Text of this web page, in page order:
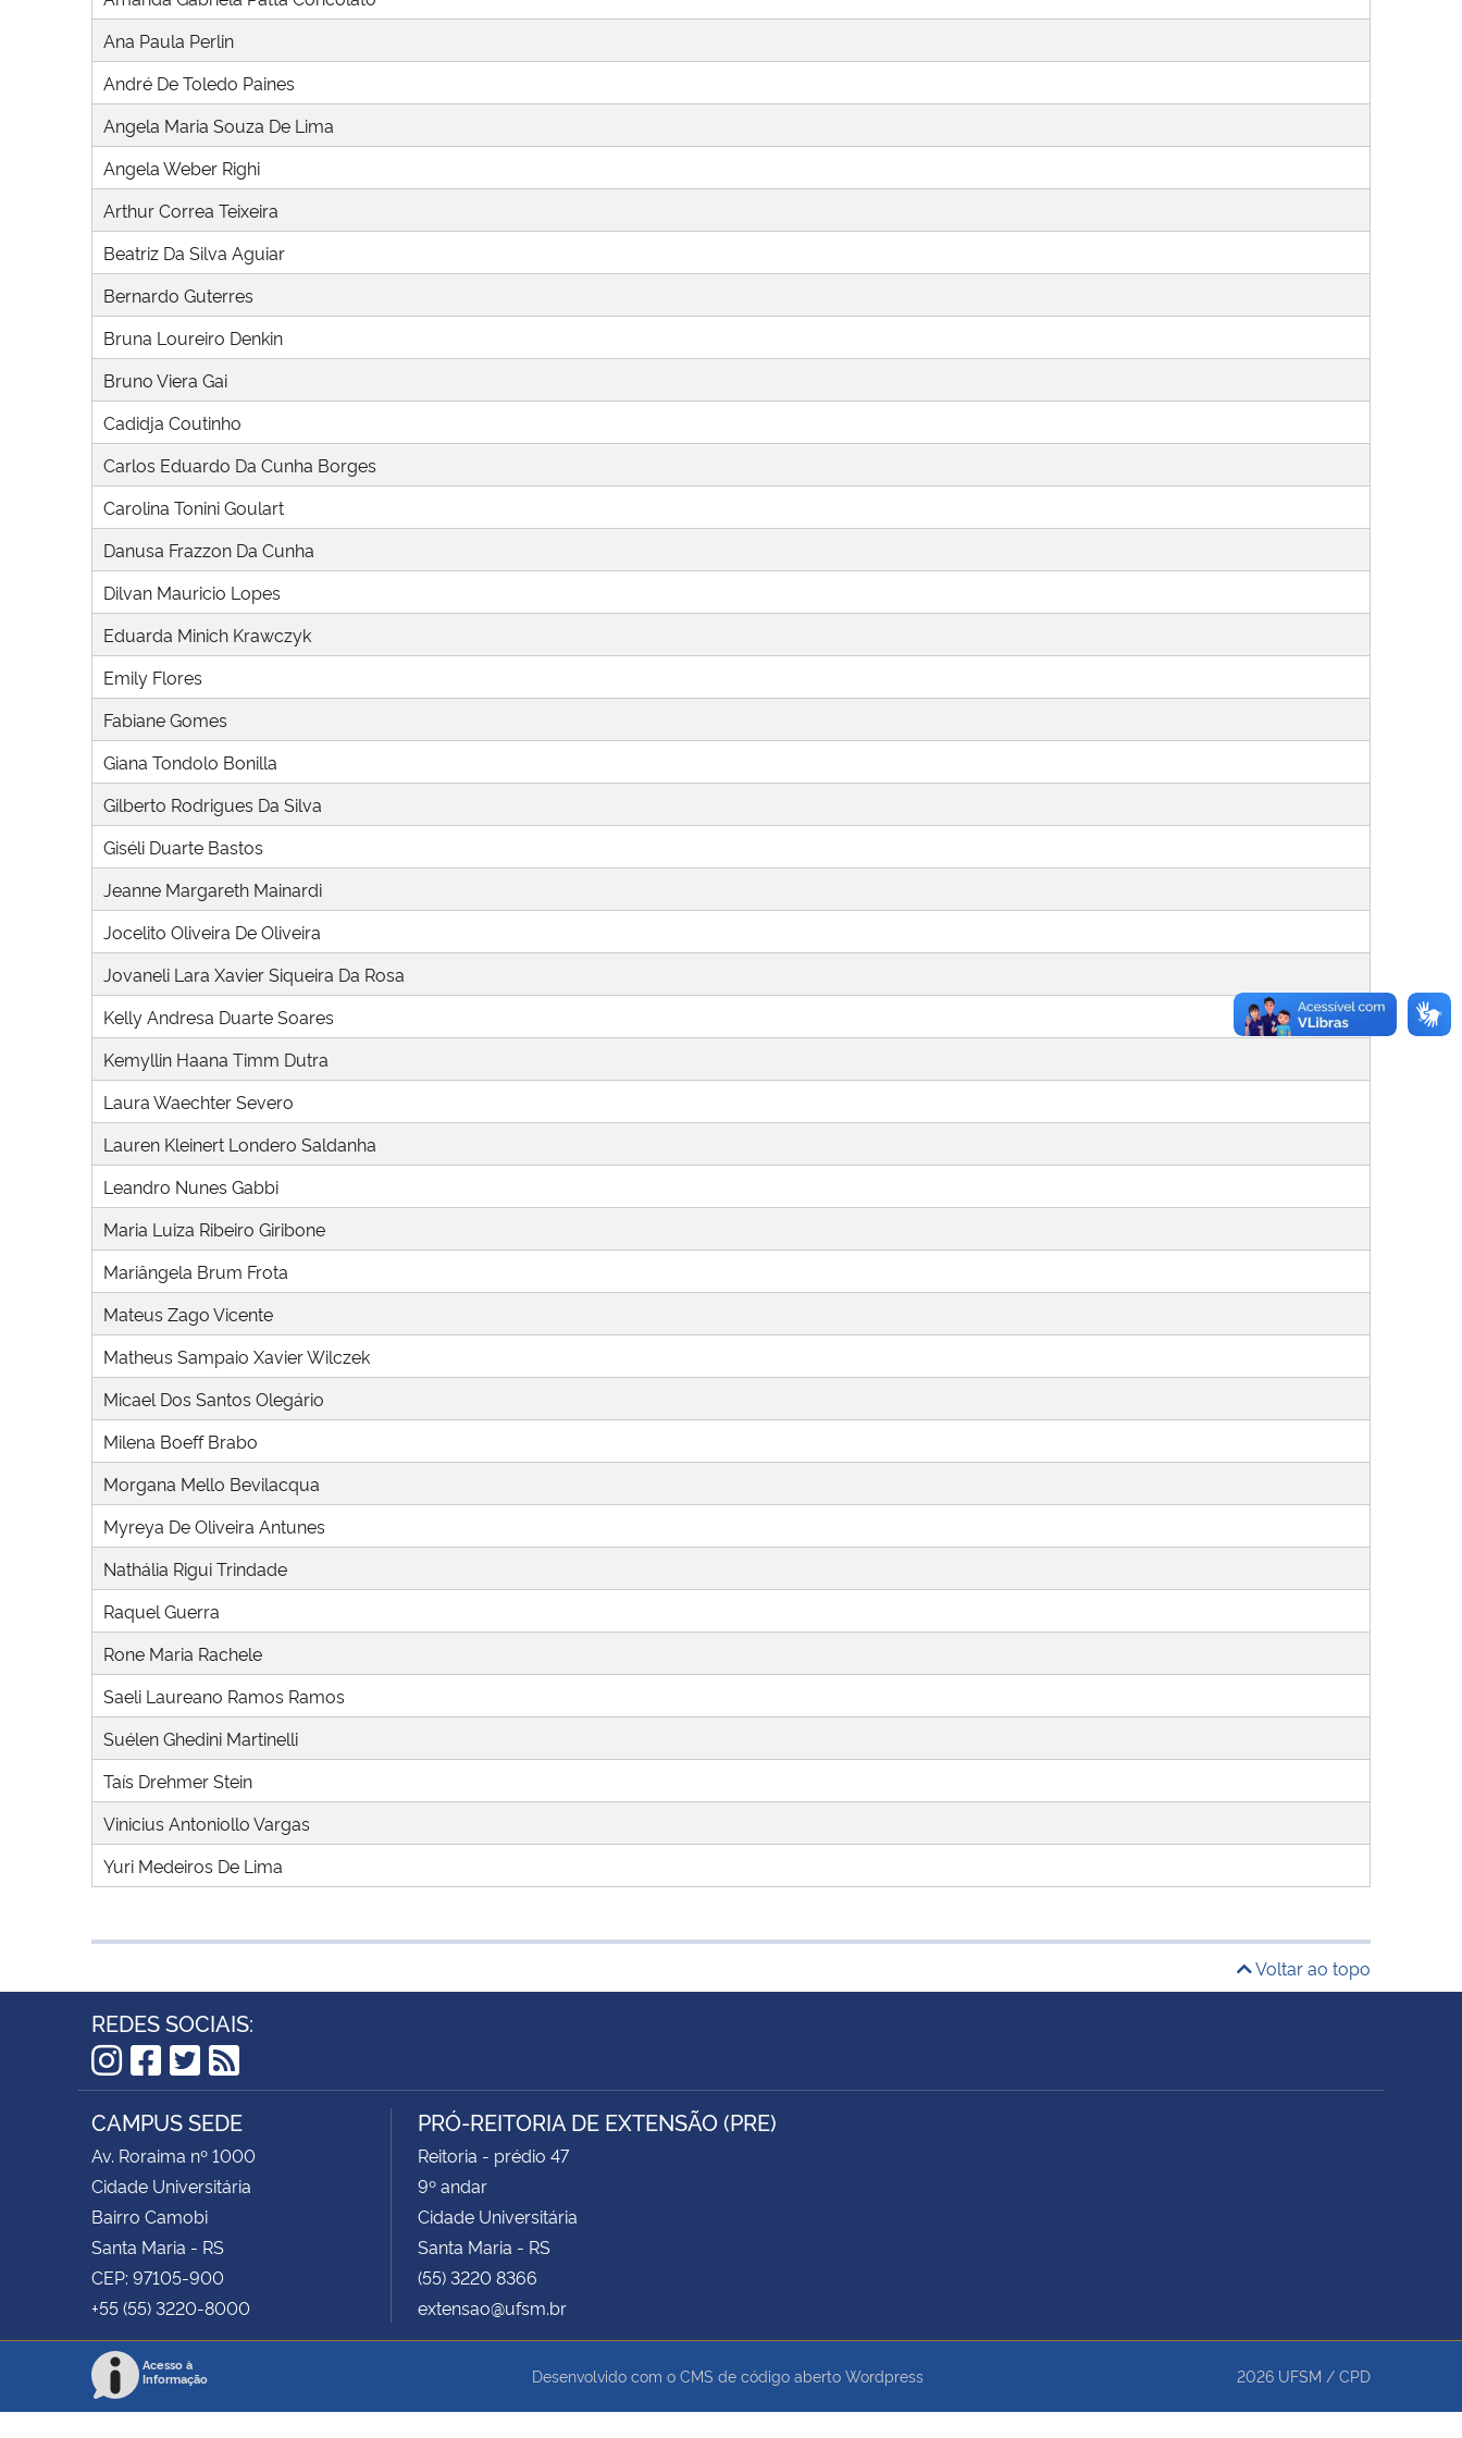
Ana Paula Perlin
André De Toledo Paines
Angela Maria Souza De Lima
Angela Weber Righi
Arthur Correa Teixeira
Beatriz Da Silva Aguiar
Bernardo Guterres
Bruna Loureiro Denkin
Bruno Viera Gai
Cadidja Coutinho
Carlos Eduardo Da Cunha Borges
Carolina Tonini Goulart
Danusa Frazzon Da Cunha
Dilvan Mauricio Lopes
Eduarda Minich Krawczyk
Emily Flores
Fabiane Gomes
Giana Tondolo Bonilla
Gilberto Rodrigues Da Silva
Giséli Duarte Bastos
Jeanne Margareth Mainardi
Jocelito Oliveira De Oliveira
Jovaneli Lara Xavier Siqueira Da Rosa
Kelly Andresa Duarte Soares
Kemyllin Haana Timm Dutra
Laura Waechter Severo
Lauren Kleinert Londero Saldanha
Leandro Nunes Gabbi
Maria Luiza Ribeiro Giribone
Mariângela Brum Frota
Mateus Zago Vicente
Matheus Sampaio Xavier Wilczek
Micael Dos Santos Olegário
Milena Boeff Brabo
Morgana Mello Bevilacqua
Myreya De Oliveira Antunes
Nathália Rigui Trindade
Raquel Guerra
Rone Maria Rachele
Saeli Laureano Ramos Ramos
Suélen Ghedini Martinelli
Taís Drehmer Stein
Vinicius Antoniollo Vargas
Yuri Medeiros De Lima
Voltar ao topo
REDES SOCIAIS:
Instagram
Facebook
Twitter
RSS
CAMPUS SEDE
Av. Roraima nº 1000
Cidade Universitária
Bairro Camobi
Santa Maria - RS
CEP: 97105-900
+55 (55) 3220-8000
PRÓ-REITORIA DE EXTENSÃO (PRE)
Reitoria - prédio 47
9º andar
Cidade Universitária
Santa Maria - RS
(55) 3220 8366
extensao@ufsm.br
Acesso à
Informação
Desenvolvido com o CMS de código aberto Wordpress 2026 UFSM / CPD